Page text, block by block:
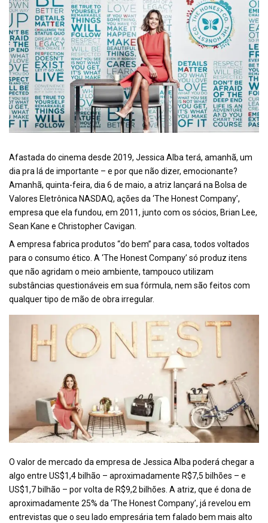
Afastada do cinema desde 2019, Jessica Alba terá, amanhã, um
dia pra lá de importante – e por que não dizer, emocionante?
Amanhã, quinta-feira, dia 6 de maio, a atriz lançará na Bolsa de
Valores Eletrônica NASDAQ, ações da ‘The Honest Company’,
empresa que ela fundou, em 2011, junto com os sócios, Brian Lee,
Sean Kane e Christopher Cavigan.
A empresa fabrica produtos “do bem” para casa, todos voltados
para o consumo ético. A ‘The Honest Company’ só produz itens
que não agridam o meio ambiente, tampouco utilizam
substâncias questionáveis em sua fórmula, nem são feitos com
qualquer tipo de mão de obra irregular.
O valor de mercado da empresa de Jessica Alba poderá chegar a
algo entre US$1,4 bilhão – aproximadamente R$7,5 bilhões – e
US$1,7 bilhão – por volta de R$9,2 bilhões. A atriz, que é dona de
aproximadamente 25% da ‘The Honest Company’, já revelou em
entrevistas que o seu lado empresária tem falado bem mais alto